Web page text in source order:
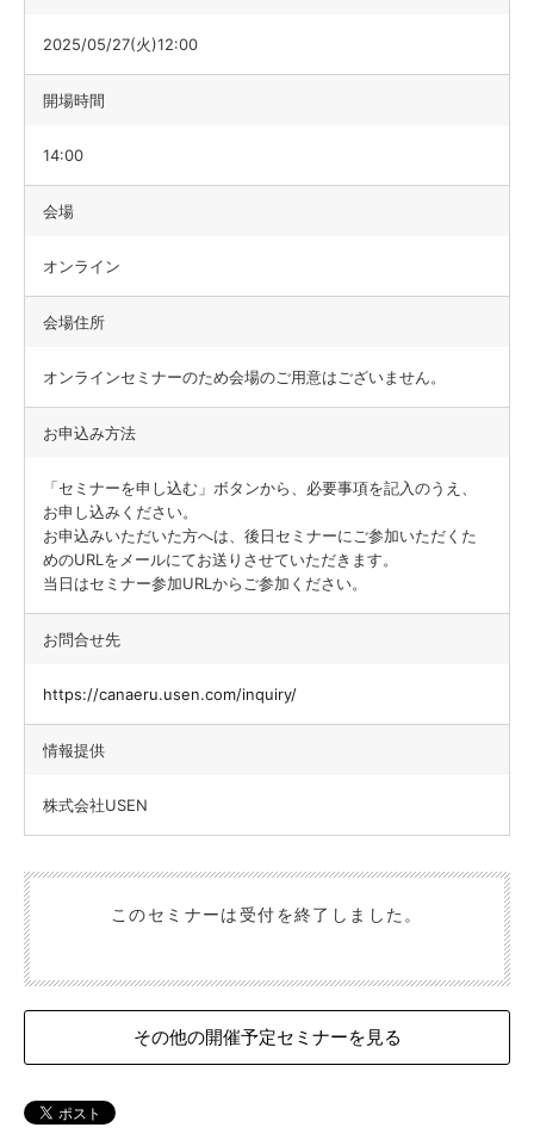
2025/05/27(火)12:00
開場時間
14:00
会場
オンライン
会場住所
オンラインセミナーのため会場のご用意はございません。
お申込み方法
「セミナーを申し込む」ボタンから、必要事項を記入のうえ、
お申し込みください。
お申込みいただいた方へは、後日セミナーにご参加いただくた
めのURLをメールにてお送りさせていただきます。
当日はセミナー参加URLからご参加ください。
お問合せ先
https://canaeru.usen.com/inquiry/
情報提供
株式会社USEN
このセミナーは受付を終了しました。
その他の開催予定セミナーを見る